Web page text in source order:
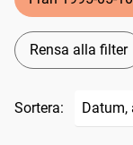
Rensa alla filter
Sortera: